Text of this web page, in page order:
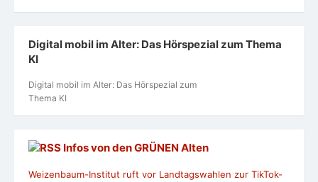
Digital mobil im Alter: Das Hörspezial zum Thema
KI
Digital mobil im Alter: Das Hörspezial zum
Thema KI
Infos von den GRÜNEN Alten
Weizenbaum-Institut ruft vor Landtagswahlen zur TikTok-